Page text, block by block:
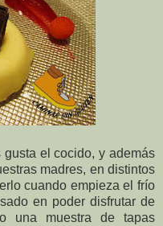
el cocido, y además
madres, en distintos
cuando empieza el frío
en poder disfrutar de
una muestra de tapas